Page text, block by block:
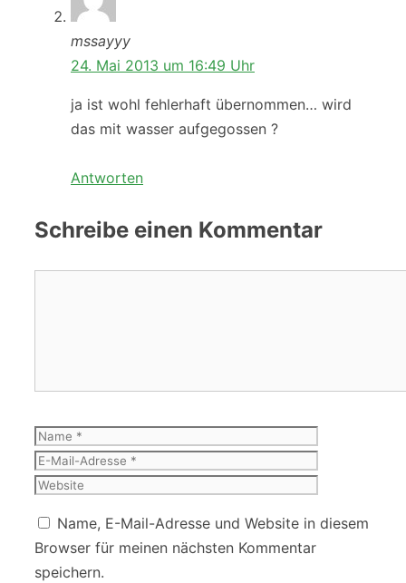
mssayyy
24. Mai 2013 um 16:49 Uhr
ja ist wohl fehlerhaft übernommen… wird
das mit wasser aufgegossen ?
Antworten
Schreibe einen Kommentar
Name
Name, E-Mail-Adresse und Website in diesem
Browser für meinen nächsten Kommentar
speichern.